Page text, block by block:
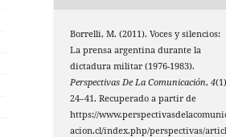
Borrelli, M. (2011). Voces y silencios:
La prensa argentina durante la
dictadura militar (1976-1983).
Perspectivas De La Comunicación,4
24–41. Recuperado a partir de
https://
acion.cl/index.php/perspectivas/articl